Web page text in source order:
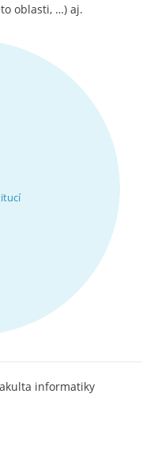
oblasti, …) aj.
informatiky